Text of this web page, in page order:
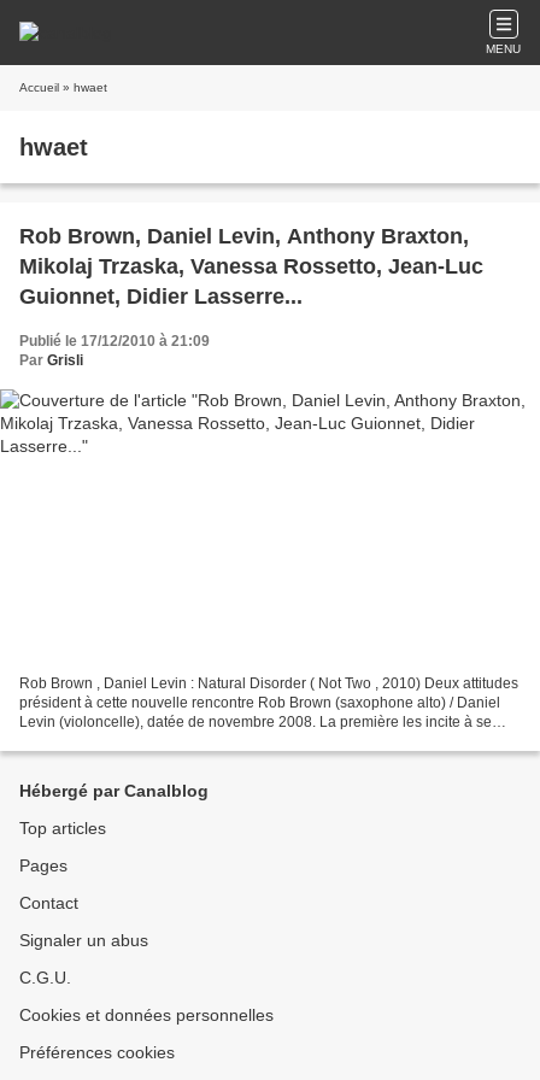
MENU
Accueil » hwaet
hwaet
Rob Brown, Daniel Levin, Anthony Braxton,
Mikolaj Trzaska, Vanessa Rossetto, Jean-Luc
Guionnet, Didier Lasserre...
Publié le 17/12/2010 à 21:09
Par Grisli
Rob Brown , Daniel Levin : Natural Disorder ( Not Two , 2010) Deux attitudes
président à cette nouvelle rencontre Rob Brown (saxophone alto) / Daniel
Levin (violoncelle), datée de novembre 2008. La première les incite à se
Hébergé par Canalblog
Top articles
Pages
Contact
Signaler un abus
C.G.U.
Cookies et données personnelles
Préférences cookies